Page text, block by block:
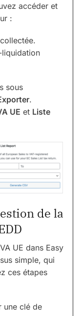
accéder et
:
liquidation
sous
.
UE et Liste
de la
UE dans Easy
simple, qui
ces étapes
une clé de